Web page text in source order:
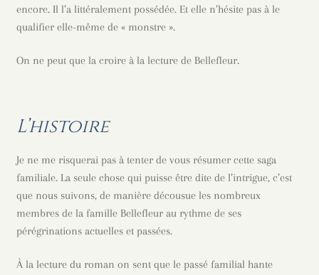
encore. Il l’a littéralement possédée. Et elle n’hésite pas à le
qualifier elle-même de « monstre ».
On ne peut que la croire à la lecture de Bellefleur.
L’histoire
Je ne me risquerai pas à tenter de vous résumer cette saga
familiale. La seule chose qui puisse être dite de l’intrigue, c’est
que nous suivons, de manière décousue les nombreux
membres de la famille Bellefleur au rythme de ses
pérégrinations actuelles et passées.
À la lecture du roman on sent que le passé familial hante